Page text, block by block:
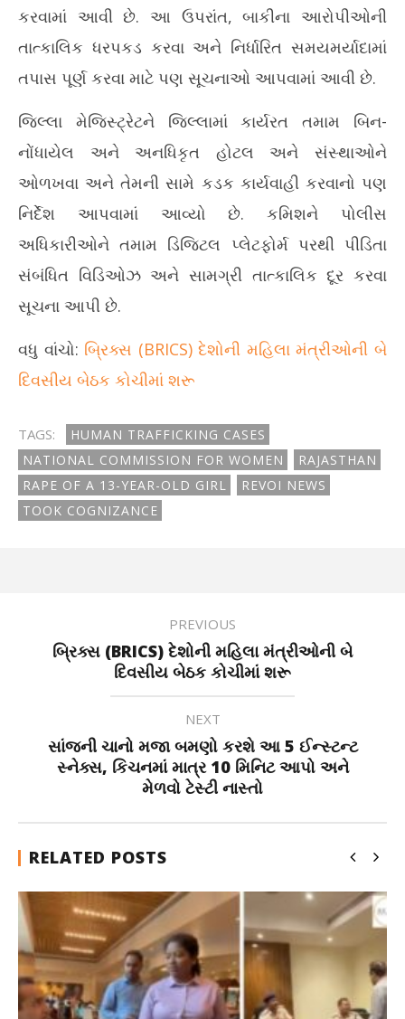
કરવામાં આવી છે. આ ઉપરાંત, બાકીના આરોપીઓની
તાત્કાલિક ધરપકડ કરવા અને નિર્ધારિત સમયમર્યાદામાં
તપાસ પૂર્ણ કરવા માટે પણ સૂચનાઓ આપવામાં આવી છે.
જિલ્લા મેજિસ્ટ્રેટને જિલ્લામાં કાર્યરત તમામ બિન-
નોંધાયેલ અને અનધિકૃત હોટલ અને સંસ્થાઓને
ઓળખવા અને તેમની સામે કડક કાર્યવાહી કરવાનો પણ
નિર્દેશ આપવામાં આવ્યો છે. કમિશને પોલીસ
અધિકારીઓને તમામ ડિજિટલ પ્લેટફોર્મ પરથી પીડિતા
સંબંધિત વિડિઓઝ અને સામગ્રી તાત્કાલિક દૂર કરવા
સૂચના આપી છે.
વધુ વાંચો: બ્રિક્સ (BRICS) દેશોની મહિલા મંત્રીઓની બે
દિવસીય બેઠક કોચીમાં શરૂ
TAGS:
HUMAN TRAFFICKING CASES
NATIONAL COMMISSION FOR WOMEN
RAJASTHAN
RAPE OF A 13-YEAR-OLD GIRL
REVOI NEWS
TOOK COGNIZANCE
PREVIOUS
બ્રિક્સ (BRICS) દેશોની મહિલા મંત્રીઓની બે
દિવસીય બેઠક કોચીમાં શરૂ
NEXT
સાંજની ચાનો મજા બમણો કરશે આ 5 ઈન્સ્ટન્ટ
સ્નેક્સ, કિચનમાં માત્ર 10 મિનિટ આપો અને
મેળવો ટેસ્ટી નાસ્તો
RELATED POSTS